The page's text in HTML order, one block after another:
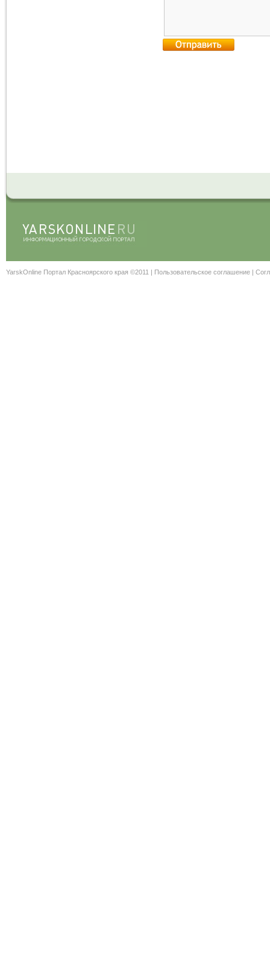
YarskOnline Портал Красноярского края ©2011 | Пользовательское соглашение |